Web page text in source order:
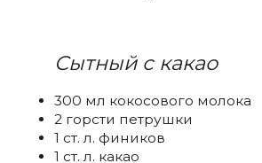
Сытный с какао
300 мл кокосового молока
2 горсти петрушки
1 ст. л. фиников
1 ст. л. какао